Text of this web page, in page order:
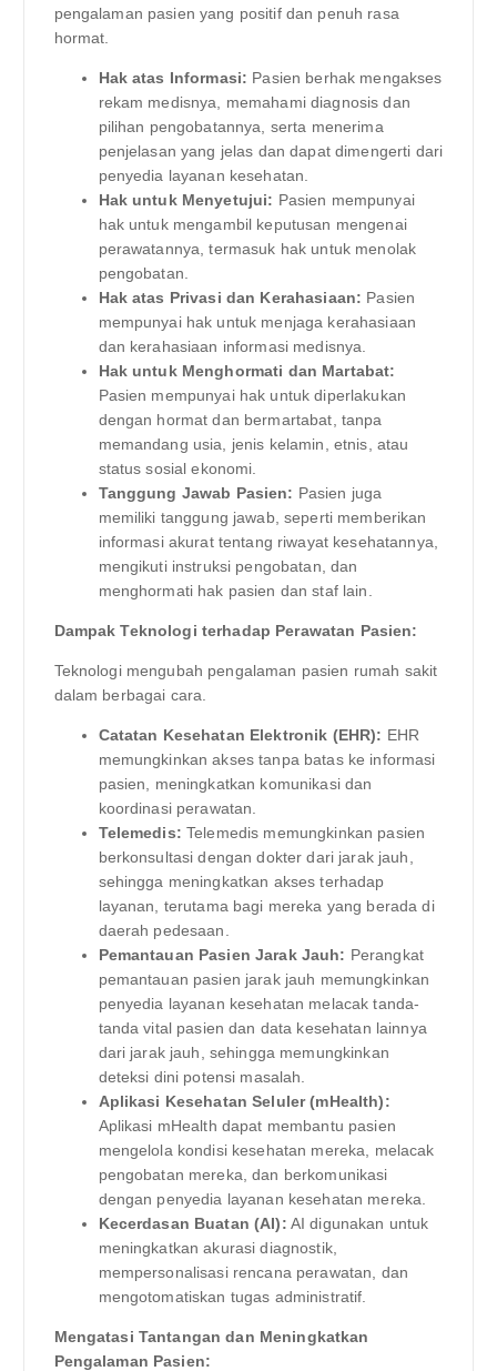
pengalaman pasien yang positif dan penuh rasa
hormat.
Hak atas Informasi: Pasien berhak mengakses
rekam medisnya, memahami diagnosis dan
pilihan pengobatannya, serta menerima
penjelasan yang jelas dan dapat dimengerti dari
penyedia layanan kesehatan.
Hak untuk Menyetujui: Pasien mempunyai
hak untuk mengambil keputusan mengenai
perawatannya, termasuk hak untuk menolak
pengobatan.
Hak atas Privasi dan Kerahasiaan: Pasien
mempunyai hak untuk menjaga kerahasiaan
dan kerahasiaan informasi medisnya.
Hak untuk Menghormati dan Martabat:
Pasien mempunyai hak untuk diperlakukan
dengan hormat dan bermartabat, tanpa
memandang usia, jenis kelamin, etnis, atau
status sosial ekonomi.
Tanggung Jawab Pasien: Pasien juga
memiliki tanggung jawab, seperti memberikan
informasi akurat tentang riwayat kesehatannya,
mengikuti instruksi pengobatan, dan
menghormati hak pasien dan staf lain.
Dampak Teknologi terhadap Perawatan Pasien:
Teknologi mengubah pengalaman pasien rumah sakit
dalam berbagai cara.
Catatan Kesehatan Elektronik (EHR): EHR
memungkinkan akses tanpa batas ke informasi
pasien, meningkatkan komunikasi dan
koordinasi perawatan.
Telemedis: Telemedis memungkinkan pasien
berkonsultasi dengan dokter dari jarak jauh,
sehingga meningkatkan akses terhadap
layanan, terutama bagi mereka yang berada di
daerah pedesaan.
Pemantauan Pasien Jarak Jauh: Perangkat
pemantauan pasien jarak jauh memungkinkan
penyedia layanan kesehatan melacak tanda-
tanda vital pasien dan data kesehatan lainnya
dari jarak jauh, sehingga memungkinkan
deteksi dini potensi masalah.
Aplikasi Kesehatan Seluler (mHealth):
Aplikasi mHealth dapat membantu pasien
mengelola kondisi kesehatan mereka, melacak
pengobatan mereka, dan berkomunikasi
dengan penyedia layanan kesehatan mereka.
Kecerdasan Buatan (AI): AI digunakan untuk
meningkatkan akurasi diagnostik,
mempersonalisasi rencana perawatan, dan
mengotomatiskan tugas administratif.
Mengatasi Tantangan dan Meningkatkan
Pengalaman Pasien: